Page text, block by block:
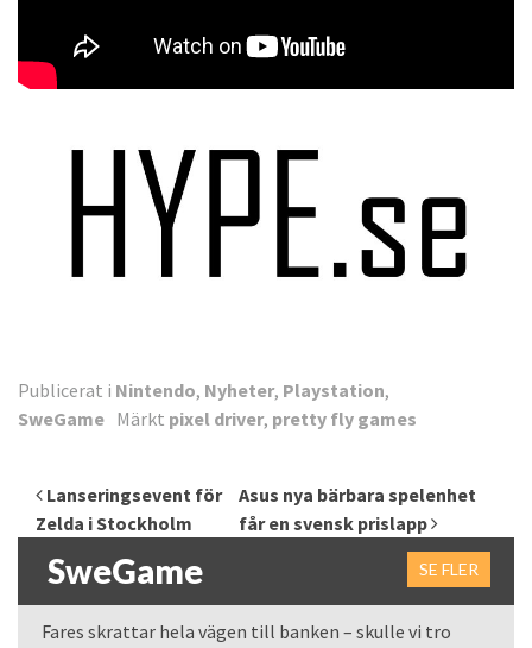
Publicerat i Nintendo, Nyheter, Playstation,
SweGame Märkt pixel driver, pretty fly games
Inläggsnavigering
Lanseringsevent för
Zelda i Stockholm
Asus nya bärbara spelenhet
får en svensk prislapp
SweGame SE FLER
Fares skrattar hela vägen till banken – skulle vi tro